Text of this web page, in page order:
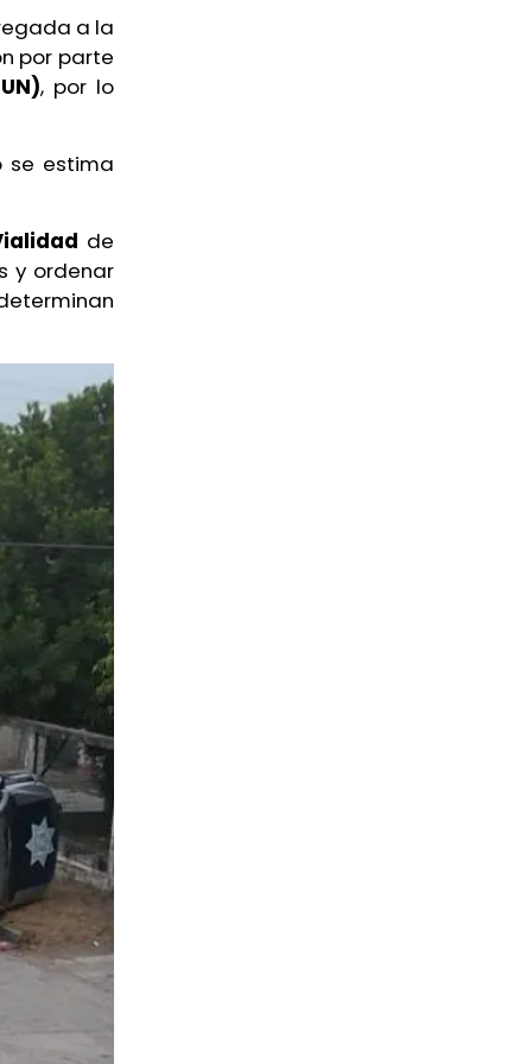
a la
por parte
, por lo
se estima
de
y ordenar